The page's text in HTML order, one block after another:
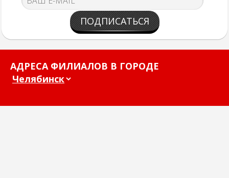
ПОДПИСАТЬСЯ
АДРЕСА ФИЛИАЛОВ В ГОРОДЕ